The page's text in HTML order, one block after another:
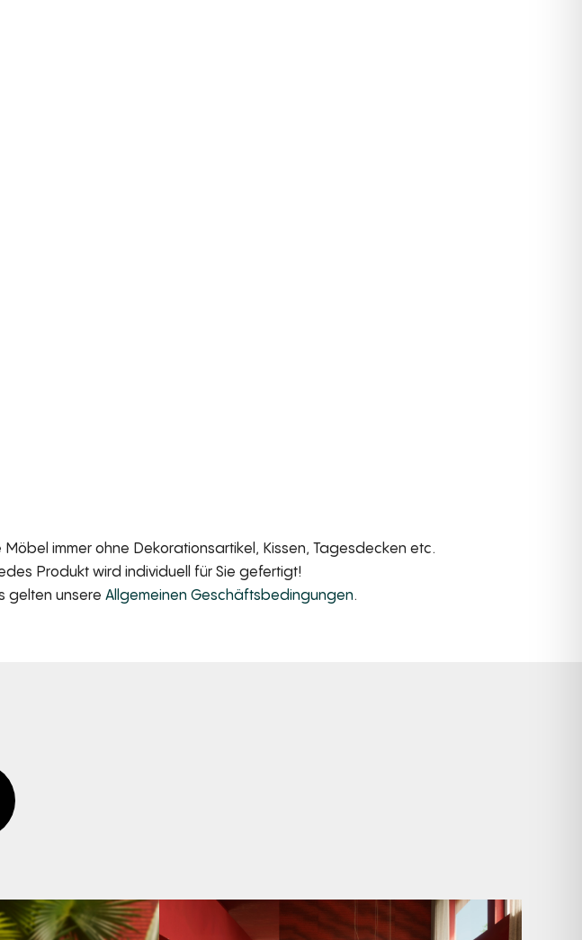
immer ohne Dekorationsartikel, Kissen, Tagesdecken etc.
Produkt wird individuell für Sie gefertigt!
gelten unsere Allgemeinen Geschäftsbedingungen.
auf Reisen... Manyara. Inspiriert von der Weite Afrikas.